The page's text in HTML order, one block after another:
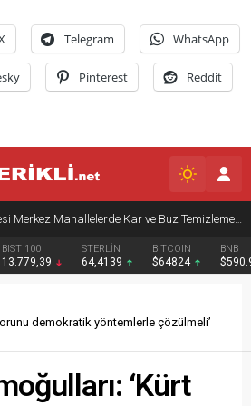
Telegram WhatsApp
Pinterest Reddit
Derik Belediyesi Merkez Mahallelerde Kar ve Buz Temizleme Çalışmalarını Sürdürüyor
BIST 100
13.779,39
STERLİN
64,4139
BITCOIN
$64824
BNB
demokratik yöntemlerle çözülmeli’
‘Kürt